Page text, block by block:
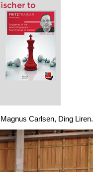
to
Carlsen, Ding Liren.